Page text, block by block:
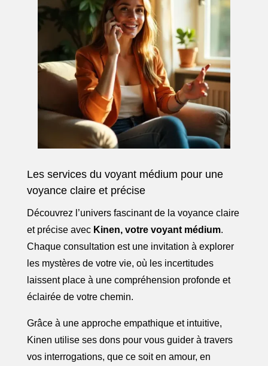
Les services du voyant médium pour une
voyance claire et précise
Découvrez l’univers fascinant de la voyance claire
et précise avec Kinen, votre voyant médium.
Chaque consultation est une invitation à explorer
les mystères de votre vie, où les incertitudes
laissent place à une compréhension profonde et
éclairée de votre chemin.
Grâce à une approche empathique et intuitive,
Kinen utilise ses dons pour vous guider à travers
vos interrogations, que ce soit en amour, en